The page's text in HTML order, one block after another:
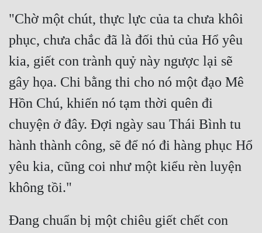
"Chờ một chút, thực lực của ta chưa khôi
phục, chưa chắc đã là đối thủ của Hổ yêu
kia, giết con trành quỷ này ngược lại sẽ
gây họa. Chi bằng thi cho nó một đạo Mê
Hồn Chú, khiến nó tạm thời quên đi
chuyện ở đây. Đợi ngày sau Thái Bình tu
hành thành công, sẽ để nó đi hàng phục Hổ
yêu kia, cũng coi như một kiểu rèn luyện
Đang chuẩn bị một chiêu giết chết con